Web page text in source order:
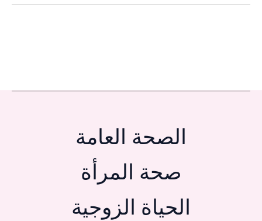
الصحة العامة
صحة المرأة
الحياة الزوجية